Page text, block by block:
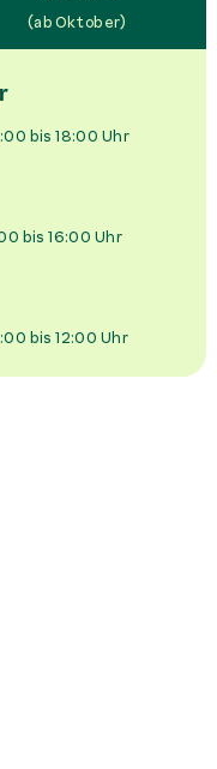
(ab Oktober)
bis 18:00 Uhr
bis 16:00 Uhr
bis 12:00 Uhr